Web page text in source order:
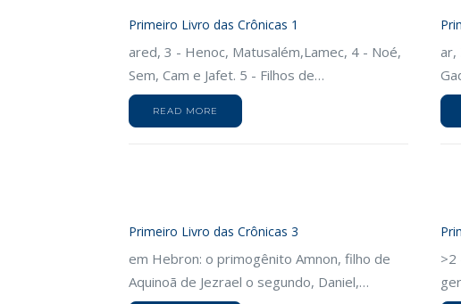
Primeiro Livro das Crônicas 1
ared, 3 - Henoc, Matusalém,Lamec, 4 - Noé,
Sem, Cam e Jafet. 5 - Filhos de…
READ MORE
ar,
Primeiro Livro das Crônicas 3
em Hebron: o primogênito Amnon, filho de
Aquinoã de Jezrael o segundo, Daniel,…
>2